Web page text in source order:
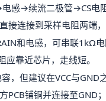
感→续流二极管→CS电
接连接到采样电阻两端
和电感，可串联1kΩ
应靠近芯片，走线短。
容，但建议在VCC与
PCB铺铜并连接至